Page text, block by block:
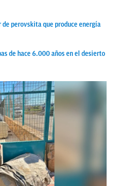
perovskita que produce energía
de hace 6.000 años en el desierto